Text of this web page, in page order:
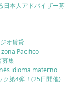
日本人アドバイザー募
オ賃貸
Pacifico
募集
idioma materno
ク第4弾！(25日開催)